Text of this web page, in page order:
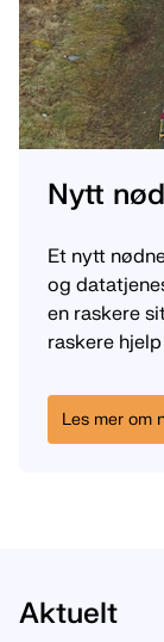
Nytt
Et nytt
og
en raskere
raskere
Les mer om
Aktuelt